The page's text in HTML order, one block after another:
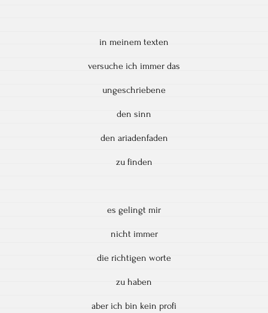
in meinem texten
versuche ich immer das
ungeschriebene
den sinn
den ariadenfaden
zu finden
es gelingt mir
nicht immer
die richtigen worte
zu haben
aber ich bin kein profi